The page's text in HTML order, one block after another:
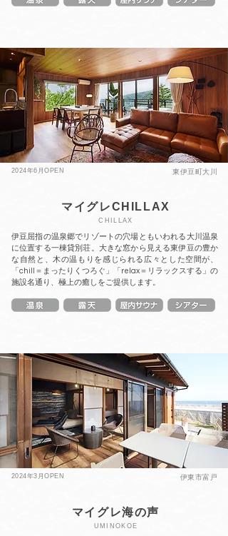
2024年6月OPEN 東伊豆町大川
マイグレCHILLAX
CHILLAX
伊豆屈指の温泉郷でリゾートの穴場ともいわれる大川温泉
に位置する一棟貸別荘。大きな窓から見える東伊豆の豊か
な自然と、木の温もりを感じられる広々とした空間が、
「chill＝まったりくつろぐ」「relax＝リラックスする」の
施設名通り、極上の癒しをご提供します。
2024年3月OPEN 伊東市富戸
マイグレ海の声
UMINOKOE